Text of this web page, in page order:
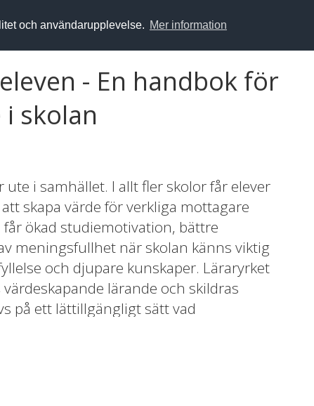
och användarupplevelse. Mer information
- En handbok för
skolan
i samhället. I allt fler skolor får elever
skapa värde för verkliga mottagare
ökad studiemotivation, bättre
meningsfullhet när skolan känns viktig
och djupare kunskaper. Läraryrket
lärande och skildras
på ett lättillgängligt sätt vad
det ger och hur lärare kan komma i
arbetssätt och verktyg som
ingående. Utmaningar för lärare
integration och bedömning.